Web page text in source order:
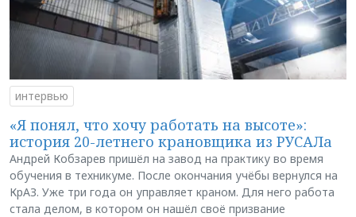
интервью
«Я понял, что хочу работать на высоте»:
история 20-летнего крановщика из РУСАЛа
Андрей Кобзарев пришёл на завод на практику во время
обучения в техникуме. После окончания учёбы вернулся на
КрАЗ. Уже три года он управляет краном. Для него работа
стала делом, в котором он нашёл своё призвание